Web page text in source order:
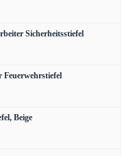
Sicherheitsstiefel
Beige